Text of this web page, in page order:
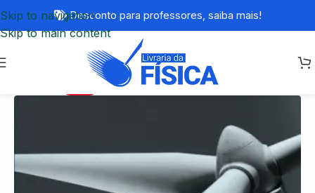
Skip to navigation
Skip to main content
Desconto para professores, saiba mais!